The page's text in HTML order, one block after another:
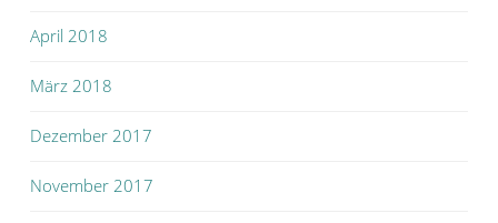
April 2018
März 2018
Dezember 2017
November 2017